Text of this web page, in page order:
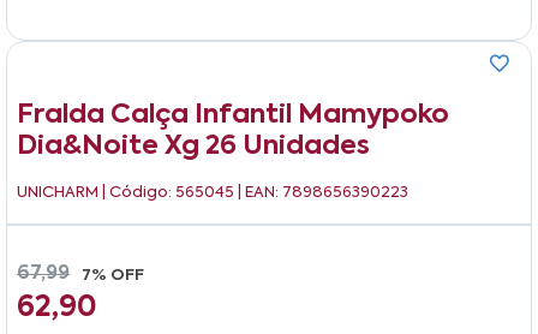
Fralda Calça Infantil Mamypoko
Dia&noite Xg 26 Unidades
UNICHARM | Código: 565045 | EAN: 7898656390223
67,99 7% OFF
62,90